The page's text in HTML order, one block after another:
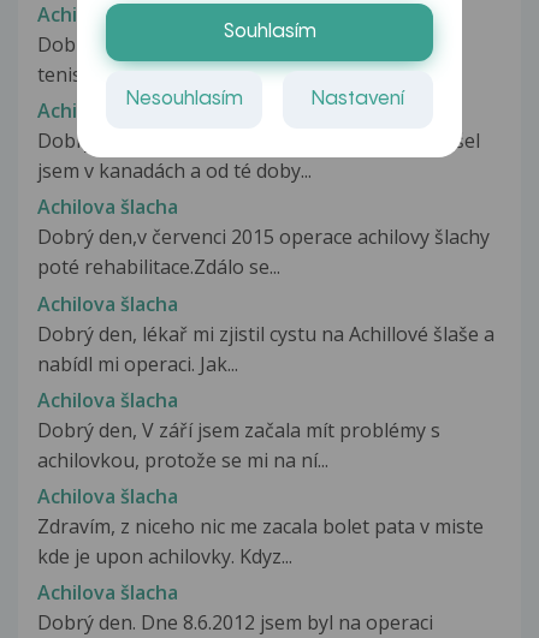
Achilova pata
Dobrý den.Můj syn (10let) hraje hokej a
tenis.Poslední 4 až 5 měsíců ho bolí...
Achilova šlacha
Dobrý den, Je to asi měsíc co jsem měl pochod,šel
jsem v kanadách a od té doby...
Achilova šlacha
Dobrý den,v červenci 2015 operace achilovy šlachy
poté rehabilitace.Zdálo se...
Achilova šlacha
Dobrý den, lékař mi zjistil cystu na Achillové šlaše a
nabídl mi operaci. Jak...
Achilova šlacha
Dobrý den, V září jsem začala mít problémy s
achilovkou, protože se mi na ní...
Achilova šlacha
Zdravím, z niceho nic me zacala bolet pata v miste
kde je upon achilovky. Kdyz...
Achilova šlacha
Dobrý den. Dne 8.6.2012 jsem byl na operaci
Souhlasím
Nesouhlasím Nastavení